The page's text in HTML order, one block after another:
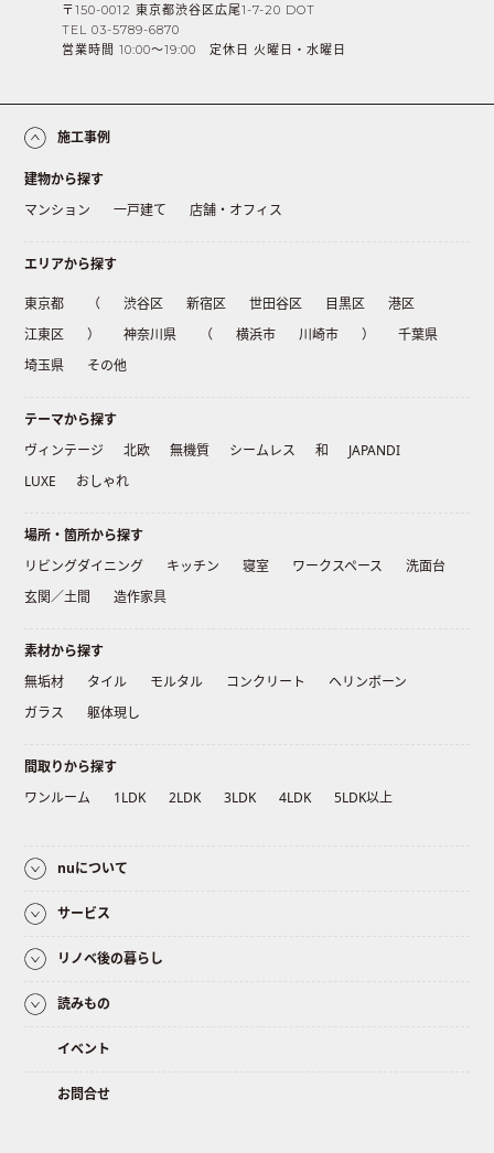
〒150-0012 東京都渋谷区広尾1-7-20 DOT
TEL 03-5789-6870
営業時間 10:00〜19:00 定休日 火曜日・水曜日
施工事例
建物から探す
マンション
一戸建て 店舗・オフィス
エリアから探す
東京都 （ 渋谷区 新宿区 世田谷区 目黒区
港区
江東区
） 神奈川県 （ 横浜市 川崎市 ）
千葉県
埼玉県
その他
テーマから探す
ヴィンテージ
北欧 無機質 シームレス 和
JAPANDI
LUXE
おしゃれ
場所・箇所から探す
リビングダイニング
キッチン 寝室 ワークスペース
洗面台
玄関／土間
造作家具
素材から探す
無垢材
タイル モルタル コンクリート
ヘリンボーン
ガラス
躯体現し
間取りから探す
ワンルーム
1LDK 2LDK 3LDK 4LDK 5LDK以上
nuについて
サービス
リノベ後の暮らし
読みもの
イベント
お問合せ